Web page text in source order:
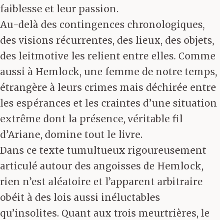
faiblesse et leur passion.
Au-delà des contingences chronologiques,
des visions récurrentes, des lieux, des objets,
des leitmotive les relient entre elles. Comme
aussi à Hemlock, une femme de notre temps,
étrangère à leurs crimes mais déchirée entre
les espérances et les craintes d’une situation
extrême dont la présence, véritable fil
d’Ariane, domine tout le livre.
Dans ce texte tumultueux rigoureusement
articulé autour des angoisses de Hemlock,
rien n’est aléatoire et l’apparent arbitraire
obéit à des lois aussi inéluctables
qu’insolites. Quant aux trois meurtrières, le